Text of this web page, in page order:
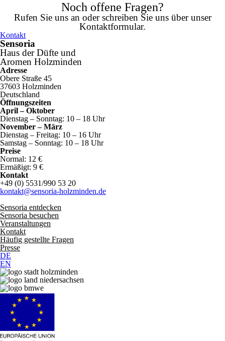
Noch offene Fragen?
Rufen Sie uns an oder schreiben Sie uns über unser
Kontaktformular.
Kontakt
Sensoria
Haus der Düfte und
Aromen Holzminden
Adresse
Obere Straße 45
37603 Holzminden
Deutschland
Öffnungszeiten
April – Oktober
Dienstag – Sonntag: 10 – 18 Uhr
November – März
Dienstag – Freitag: 10 – 16 Uhr
Samstag – Sonntag: 10 – 18 Uhr
Preise
Normal: 12 €
Ermäßigt: 9 €
Kontakt
+49 (0) 5531/990 53 20
kontakt@sensoria-holzminden.de
Sensoria entdecken
Sensoria besuchen
Veranstaltungen
Kontakt
Häufig gestellte Fragen
Presse
DE
EN